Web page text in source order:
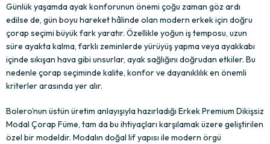
Günlük yaşamda ayak konforunun önemi çoğu zaman göz ardı
edilse de, gün boyu hareket hâlinde olan modern erkek için doğru
çorap seçimi büyük fark yaratır. Özellikle yoğun iş temposu, uzun
süre ayakta kalma, farklı zeminlerde yürüyüş yapma veya ayakkabı
içinde sıkışan hava gibi unsurlar, ayak sağlığını doğrudan etkiler. Bu
nedenle çorap seçiminde kalite, konfor ve dayanıklılık en önemli
kriterler arasında yer alır.
Bolero’nun üstün üretim anlayışıyla hazırladığı Erkek Premium Dikişsiz
Modal Çorap Füme, tam da bu ihtiyaçları karşılamak üzere geliştirilen
özel bir modeldir. Modalın doğal lif yapısı ile modern örgü